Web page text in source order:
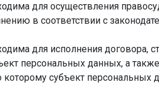
для осуществления
в соответствии с
для исполнения договора,
персональных данных, а
субъект персональных